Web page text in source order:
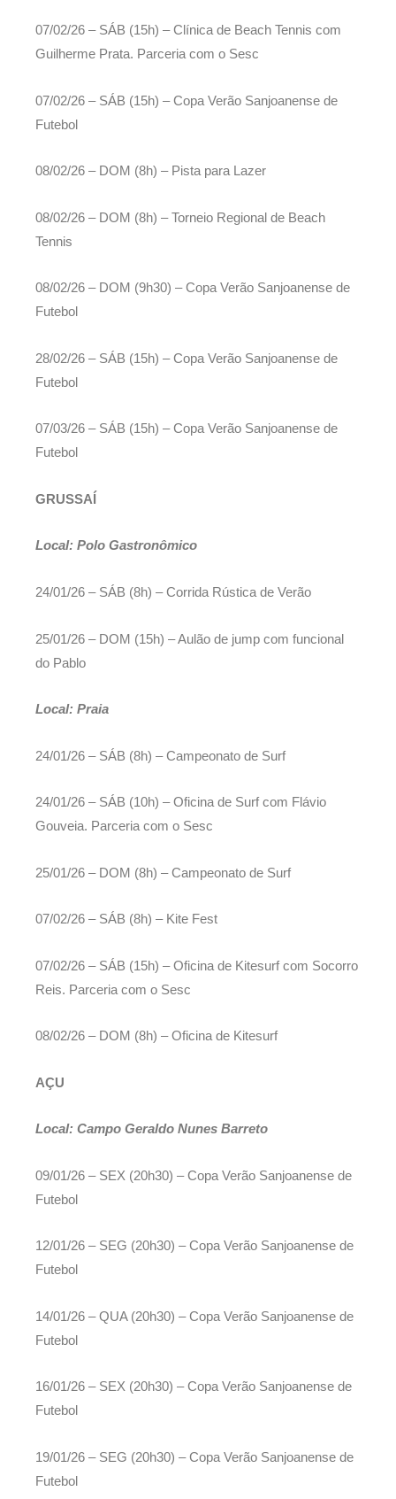
07/02/26 – SÁB (15h) – Clínica de Beach Tennis com
Guilherme Prata. Parceria com o Sesc
07/02/26 – SÁB (15h) – Copa Verão Sanjoanense de
Futebol
08/02/26 – DOM (8h) – Pista para Lazer
08/02/26 – DOM (8h) – Torneio Regional de Beach
Tennis
08/02/26 – DOM (9h30) – Copa Verão Sanjoanense de
Futebol
28/02/26 – SÁB (15h) – Copa Verão Sanjoanense de
Futebol
07/03/26 – SÁB (15h) – Copa Verão Sanjoanense de
Futebol
GRUSSAÍ
Local: Polo Gastronômico
24/01/26 – SÁB (8h) – Corrida Rústica de Verão
25/01/26 – DOM (15h) – Aulão de jump com funcional
do Pablo
Local: Praia
24/01/26 – SÁB (8h) – Campeonato de Surf
24/01/26 – SÁB (10h) – Oficina de Surf com Flávio
Gouveia. Parceria com o Sesc
25/01/26 – DOM (8h) – Campeonato de Surf
07/02/26 – SÁB (8h) – Kite Fest
07/02/26 – SÁB (15h) – Oficina de Kitesurf com Socorro
Reis. Parceria com o Sesc
08/02/26 – DOM (8h) – Oficina de Kitesurf
AÇU
Local: Campo Geraldo Nunes Barreto
09/01/26 – SEX (20h30) – Copa Verão Sanjoanense de
Futebol
12/01/26 – SEG (20h30) – Copa Verão Sanjoanense de
Futebol
14/01/26 – QUA (20h30) – Copa Verão Sanjoanense de
Futebol
16/01/26 – SEX (20h30) – Copa Verão Sanjoanense de
Futebol
19/01/26 – SEG (20h30) – Copa Verão Sanjoanense de
Futebol